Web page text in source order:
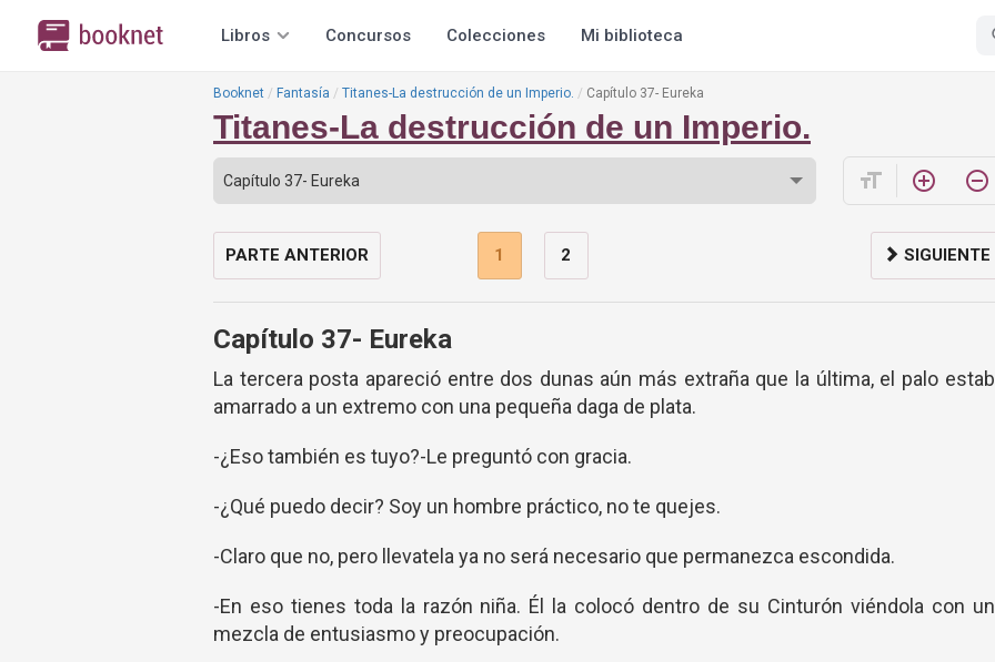
Libros Concursos Colecciones Mi biblioteca
Booknet Fantasía Titanes-La destrucción de un Imperio. Capítulo 37- Eureka
Titanes-La destrucción de un Imperio.
format_size add_circle_outline remove_circle_outline
PARTE ANTERIOR 1 2 SIGUIENTE
Capítulo 37- Eureka
La tercera posta apareció entre dos dunas aún más extraña que la última, el palo
amarrado a un extremo con una pequeña daga de plata.
-¿Eso también es tuyo?-Le preguntó con gracia.
-¿Qué puedo decir? Soy un hombre práctico, no te quejes.
-Claro que no, pero llevatela ya no será necesario que permanezca escondida.
-En eso tienes toda la razón niña. Él la colocó dentro de su Cinturón viéndola con
mezcla de entusiasmo y preocupación.